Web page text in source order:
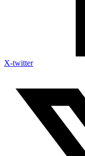
X-twitter